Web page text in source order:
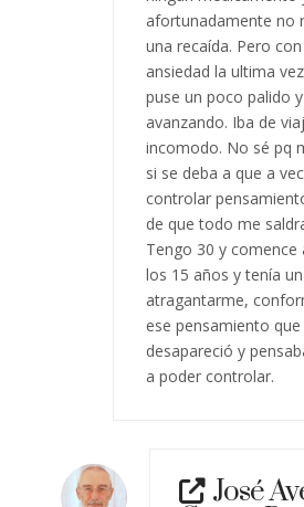
afortunadamente no
una recaída. Pero
ansiedad la ultima
puse un poco palido
avanzando. Iba de
incomodo. No sé pq
si se deba a que a
controlar
de que todo me
Tengo 30 y comence
los 15 años y tenía
atragantarme,
ese pensamiento
desapareció y
a poder controlar.
José